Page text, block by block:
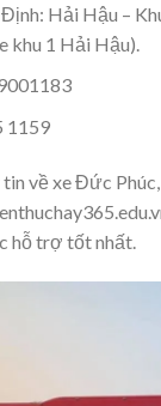
Hải Hậu –
khu 1 Hải Hậu).
1159
về xe Đức
hỗ trợ tốt nhất.